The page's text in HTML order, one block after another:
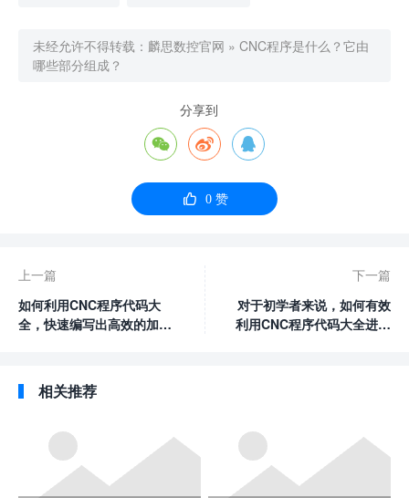
未经允许不得转载： 麟思数控官网 » CNC程序是什么？它由
哪些部分组成？
分享到
  
 0赞
上一篇
如何利用CNC程序代码大
全，快速编写出高效的加工
下一篇
对于初学者来说，如何有效
利用CNC程序代码大全进行
相关推荐